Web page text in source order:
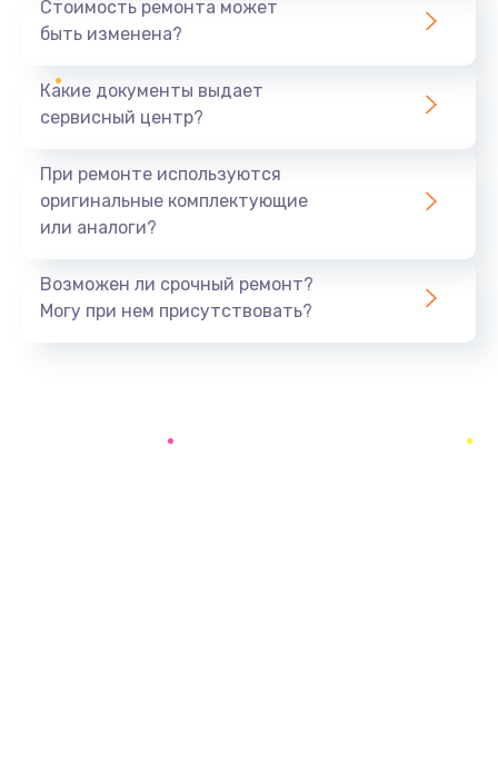
Установка драйверов
Замена вебкамеры
Заказать
Стоимость ремонта может
быть изменена?
Какие документы выдает
сервисный центр?
При ремонте используются
оригинальные комплектующие
или аналоги?
Возможен ли срочный ремонт?
Могу при нем присутствовать?